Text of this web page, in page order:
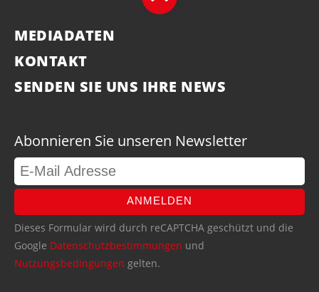
MEDIADATEN
KONTAKT
SENDEN SIE UNS IHRE NEWS
Abonnieren Sie unseren Newsletter
ANMELDEN
Dieses Formular wird durch reCAPTCHA geschützt und die
Google Datenschutzbestimmungen und
Nutzungsbedingungen gelten.